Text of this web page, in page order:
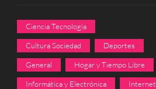
Ciencia Tecnología
Cultura Sociedad Deportes
General Hogar y Tiempo Libre
Informática y Electrónica Internet